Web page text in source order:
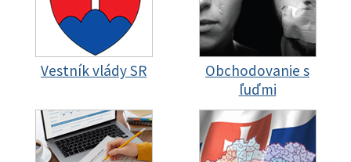
Vestník vlády SR
Obchodovanie s
ľuďmi